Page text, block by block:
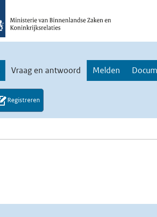
Vraag en antwoord Melden
Registreren